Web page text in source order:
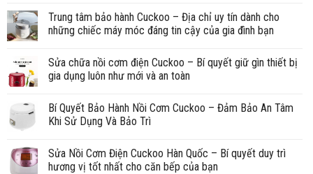
Trung tâm bảo hành Cuckoo – Địa chỉ uy tín dành cho
những chiếc máy móc đáng tin cậy của gia đình bạn
Sửa chữa nồi cơm điện Cuckoo – Bí quyết giữ gìn thiết bị
gia dụng luôn như mới và an toàn
Bí Quyết Bảo Hành Nồi Cơm Cuckoo – Đảm Bảo An Tâm
Khi Sử Dụng Và Bảo Trì
Sửa Nồi Cơm Điện Cuckoo Hàn Quốc – Bí quyết duy trì
hương vị tốt nhất cho căn bếp của bạn